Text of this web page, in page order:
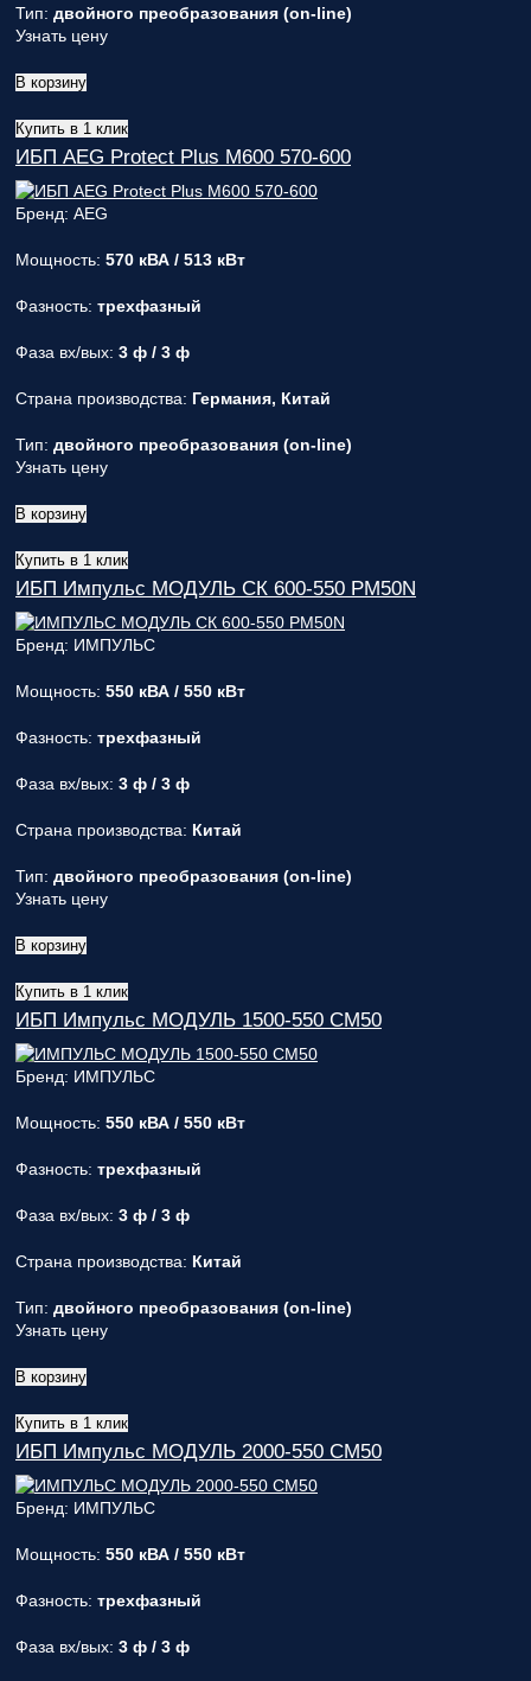
Тип: двойного преобразования (on-line)
Узнать цену
В корзину
Купить в 1 клик
ИБП AEG Protect Plus M600 570-600
Бренд: AEG
Мощность: 570 кВА / 513 кВт
Фазность: трехфазный
Фаза вх/вых: 3 ф / 3 ф
Страна производства: Германия, Китай
Тип: двойного преобразования (on-line)
Узнать цену
В корзину
Купить в 1 клик
ИБП Импульс МОДУЛЬ СК 600-550 PM50N
Бренд: ИМПУЛЬС
Мощность: 550 кВА / 550 кВт
Фазность: трехфазный
Фаза вх/вых: 3 ф / 3 ф
Страна производства: Китай
Тип: двойного преобразования (on-line)
Узнать цену
В корзину
Купить в 1 клик
ИБП Импульс МОДУЛЬ 1500-550 СМ50
Бренд: ИМПУЛЬС
Мощность: 550 кВА / 550 кВт
Фазность: трехфазный
Фаза вх/вых: 3 ф / 3 ф
Страна производства: Китай
Тип: двойного преобразования (on-line)
Узнать цену
В корзину
Купить в 1 клик
ИБП Импульс МОДУЛЬ 2000-550 СМ50
Бренд: ИМПУЛЬС
Мощность: 550 кВА / 550 кВт
Фазность: трехфазный
Фаза вх/вых: 3 ф / 3 ф